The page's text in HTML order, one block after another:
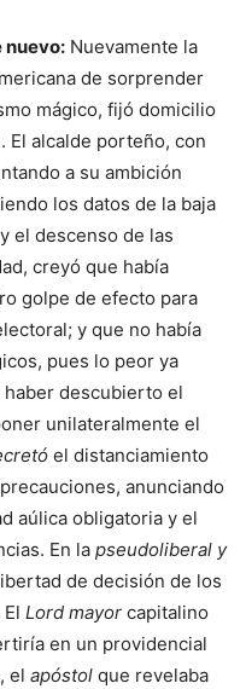
nuevo: Nuevamente la
de sorprender
mágico, fijó domicilio
El alcalde porteño, con
a su ambición
los datos de la baja
el descenso de las
creyó que había
golpe de efecto para
y que no había
pues lo peor ya
haber descubierto el
unilateralmente el
el distanciamiento
anunciando
aúlica obligatoria y el
En la pseudoliberal y
de decisión de los
Lord mayor capitalino
en un providencial
el apóstol que revelaba